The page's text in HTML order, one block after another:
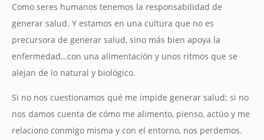
Como seres humanos tenemos la responsabilidad de
generar salud. Y estamos en una cultura que no es
precursora de generar salud, sino más bien apoya la
enfermedad…con una alimentación y unos ritmos que se
alejan de lo natural y biológico.
Si no nos cuestionamos qué me impide generar salud; si no
nos damos cuenta de cómo me alimento, pienso, actúo y me
relaciono conmigo misma y con el entorno, nos perdemos.